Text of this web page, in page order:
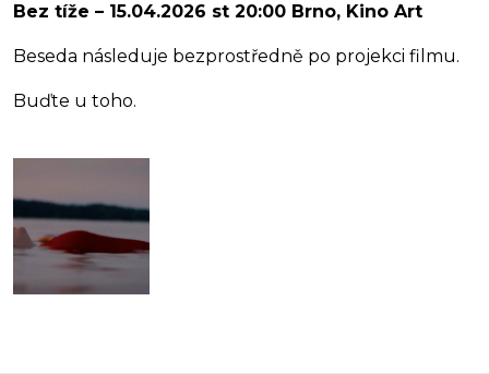
Bez tíže – 15.04.2026 st 20:00 Brno, Kino Art
Beseda následuje bezprostředně po projekci filmu.
Buďte u toho.